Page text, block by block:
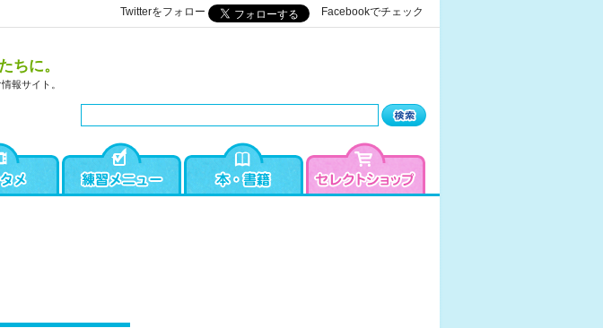
Twitterをフォロー Facebookでチェック
ちに。
報サイト。